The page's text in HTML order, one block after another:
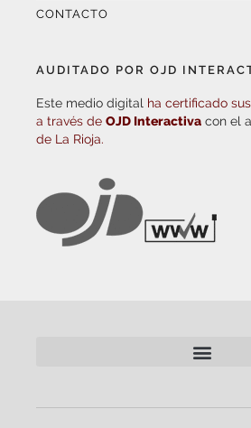
CONTACTO
AUDITADO POR OJD
Este medio digital ha certificado
a través de OJD Interactiva con el
de La Rioja.